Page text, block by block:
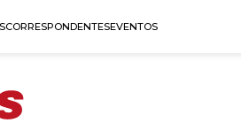
CORRESPONDENTESEVENTOS